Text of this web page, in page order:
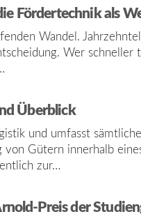
Fördertechnik als
Wandel.
Wer
Überblick
und umfasst
Gütern innerhalb
zur…
Preis der